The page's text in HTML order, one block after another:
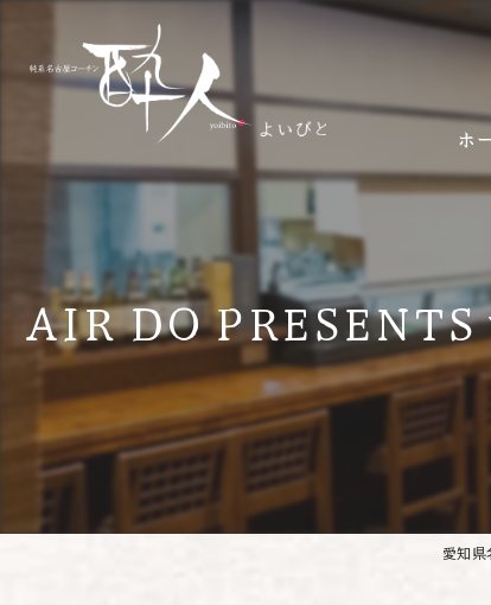
ホ
AIR DO
愛知県